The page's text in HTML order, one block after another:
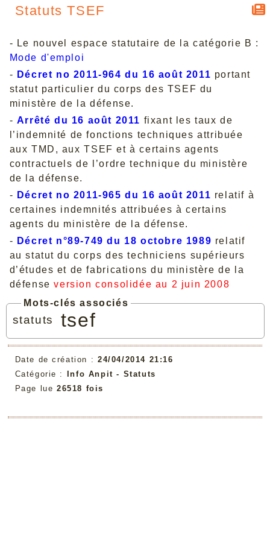
Statuts TSEF
- Le nouvel espace statutaire de la catégorie B :
Mode d'emploi
- Décret no 2011-964 du 16 août 2011 portant
statut particulier du corps des TSEF du
ministère de la défense.
- Arrêté du 16 août 2011 fixant les taux de
l’indemnité de fonctions techniques attribuée
aux TMD, aux TSEF et à certains agents
contractuels de l’ordre technique du ministère
de la défense.
- Décret no 2011-965 du 16 août 2011 relatif à
certaines indemnités attribuées à certains
agents du ministère de la défense.
- Décret n°89-749 du 18 octobre 1989 relatif
au statut du corps des techniciens supérieurs
d’études et de fabrications du ministère de la
défense version consolidée au 2 juin 2008
Mots-clés associés
statuts tsef
Date de création : 24/04/2014 21:16
Catégorie :
Info Anpit - Statuts
Page lue 26518 fois